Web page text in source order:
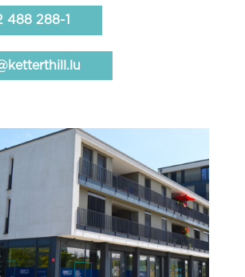
488 288-1